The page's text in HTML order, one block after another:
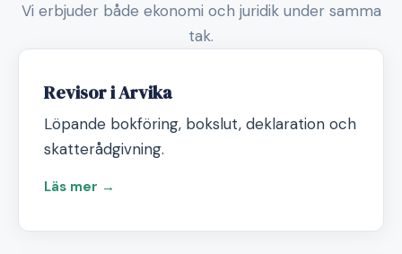
Vi erbjuder både ekonomi och juridik under samma
tak.
Revisor i Arvika
Löpande bokföring, bokslut, deklaration och
skatterådgivning.
Läs mer →